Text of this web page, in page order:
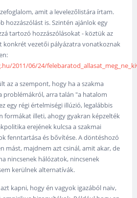
amit a levelezőlistára írtam.
hozzászólást is. Szintén ajánlok egy
tartozó hozzászólásokat - köztük az
konkrét vezetői pályázatra vonatkoznak
2011/06/24/
az a szempont, hogy ha a szakma
problémákról, arra talán "a hatalom
egy régi értelmiségi illúzió, legalábbis
formákat illeti, ahogy gyakran képzelték
erejének kulcsa a szakmai
fenntartása és bővítése. A döntéshozó
mást, majdnem azt csinál, amit akar, de
nincsenek hálózatok, nincsenek
kerülnek alternatívák.
kapni, hogy én vagyok igazából naiv,